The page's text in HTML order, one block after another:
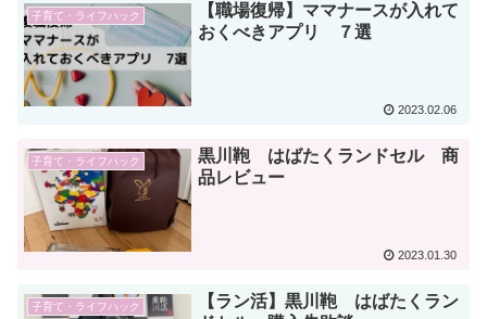
子育て・ライフハック
【職場復帰】ママナースが入れて
おくべきアプリ ７選
2023.02.06
子育て・ライフハック
黒川鞄 はばたくランドセル 商
品レビュー
2023.01.30
子育て・ライフハック
【ラン活】黒川鞄 はばたくラン